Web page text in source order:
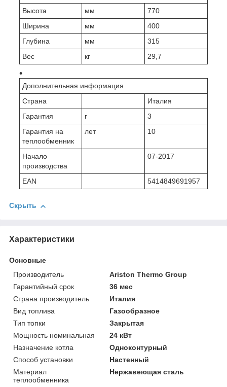
Высота
мм
770
Ширина
мм
400
Глубина
мм
315
Вес
кг 29,7
Дополнительная информация
Страна
Италия
Гарантия
г
3
Гарантия на
теплообменник
лет 10
Начало
производства
07-2017
EAN 5414849691957
Скрыть
Характеристики
Основные
Производитель
Ariston Thermo Group
Гарантийный срок
36 мес
Страна производитель
Италия
Вид топлива
Газообразное
Тип топки
Закрытая
Мощность номинальная
24 кВт
Назначение котла
Одноконтурный
Способ установки
Настенный
Материал
теплообменника
Нержавеющая сталь